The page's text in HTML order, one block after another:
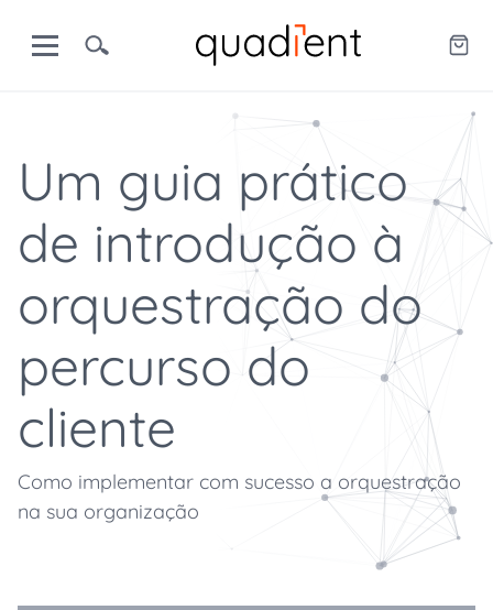
Um guia prático
de introdução à
orquestração do
percurso do
cliente
Como implementar com sucesso a orquestração
na sua organização